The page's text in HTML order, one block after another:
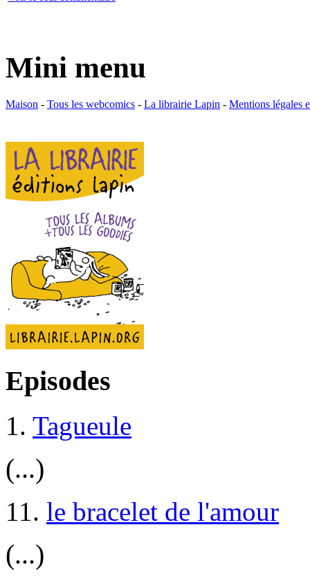
Mini menu
Maison - Tous les webcomics - La librairie Lapin - Mentions légales
Episodes
1. Tagueule
(...)
11. le bracelet de l'amour
(...)